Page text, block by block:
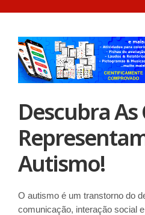
Descubra As
Autismo!
O autismo é um transtorno do
comunicação, interação social